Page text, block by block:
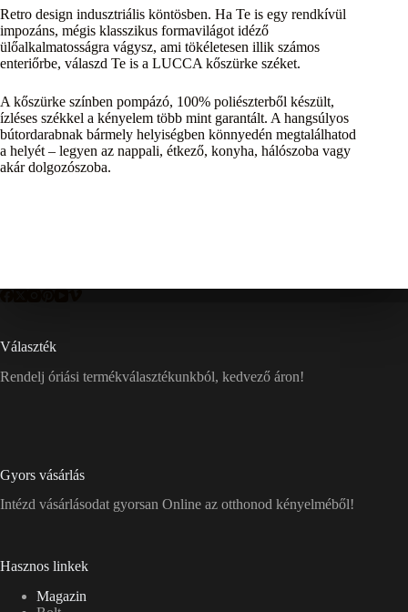
Retro design indusztriális köntösben. Ha Te is egy rendkívül
impozáns, mégis klasszikus formavilágot idéző
ülőalkalmatosságra vágysz, ami tökéletesen illik számos
enteriőrbe, válaszd Te is a LUCCA kőszürke széket.
A kőszürke színben pompázó, 100% poliészterből készült,
ízléses székkel a kényelem több mint garantált. A hangsúlyos
bútordarabnak bármely helyiségben könnyedén megtalálhatod
a helyét – legyen az nappali, étkező, konyha, hálószoba vagy
akár dolgozószoba.
Választék
Rendelj óriási termékválasztékunkból, kedvező áron!
Gyors vásárlás
Intézd vásárlásodat gyorsan Online az otthonod kényelméből!
Hasznos linkek
Magazin